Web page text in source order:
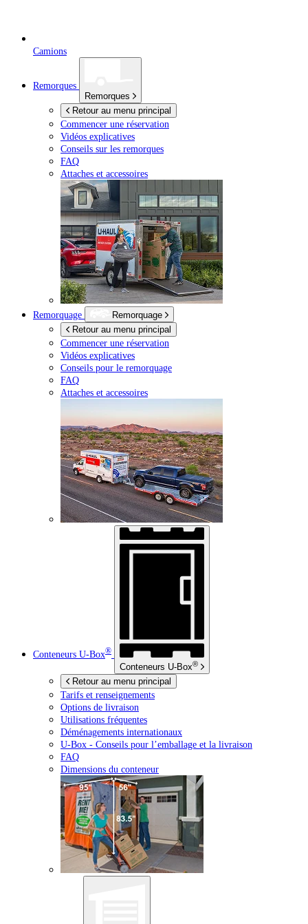
Camions
Remorques
Remorques
Retour au menu principal
Commencer une réservation
Vidéos explicatives
Conseils sur les remorques
FAQ
Attaches et accessoires
Remorquage
Remorquage
Retour au menu principal
Commencer une réservation
Vidéos explicatives
Conseils pour le remorquage
FAQ
Attaches et accessoires
Conteneurs U-Box®
Conteneurs U-Box®
Retour au menu principal
Tarifs et renseignements
Options de livraison
Utilisations fréquentes
Déménagements internationaux
U-Box - Conseils pour l’emballage et la livraison
FAQ
Dimensions du conteneur